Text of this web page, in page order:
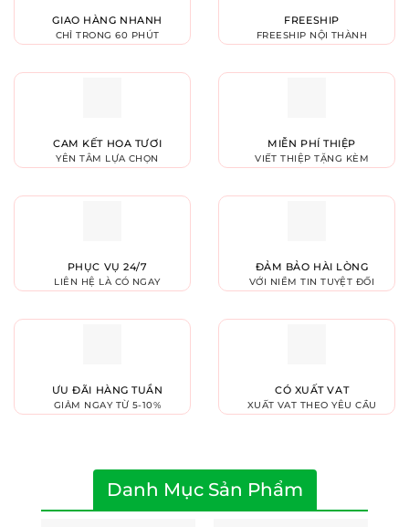
GIAO HÀNG NHANH
CHỈ TRONG 60 PHÚT
FREESHIP
FREESHIP NỘI THÀNH
CAM KẾT HOA TƯƠI
YÊN TÂM LỰA CHỌN
MIỄN PHÍ THIỆP
VIẾT THIỆP TẶNG KÈM
PHỤC VỤ 24/7
LIÊN HỆ LÀ CÓ NGAY
ĐẢM BẢO HÀI LÒNG
VỚI NIỀM TIN TUYỆT ĐỐI
ƯU ĐÃI HÀNG TUẦN
GIẢM NGAY TỪ 5-10%
CÓ XUẤT VAT
XUẤT VAT THEO YÊU CẦU
Danh Mục Sản Phẩm